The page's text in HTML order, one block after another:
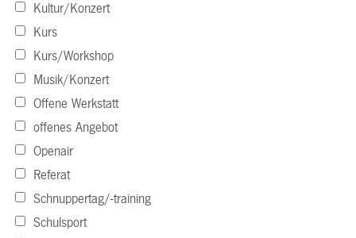
Kultur/Konzert
Kurs
Kurs/Workshop
Musik/Konzert
Offene Werkstatt
offenes Angebot
Openair
Referat
Schnuppertag/-training
Schulsport